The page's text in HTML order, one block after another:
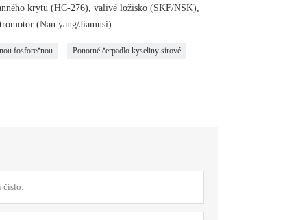
krytu (HC-276), valivé ložisko (SKF/NSK),
(Nan yang/Jiamusi).
fosforečnou Ponorné čerpadlo kyseliny sírové